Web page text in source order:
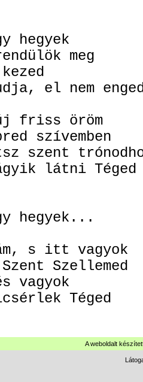
nagy
rendülök
tart
el nem
új friss
ébred
szent
látni
nagy
s itt
Szent
és
dicsérlek
A weboldalt